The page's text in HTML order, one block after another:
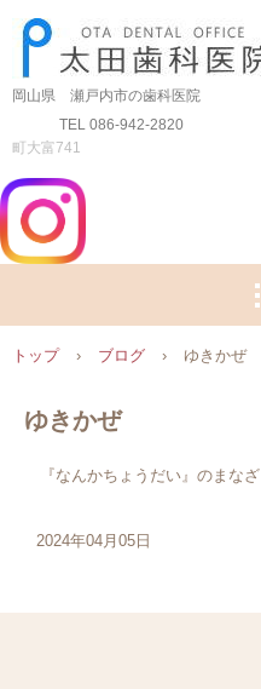
岡山県 瀬戸内市の歯科医院
TEL 086-942-2820
701-
町大富741
トップ › ブログ › ゆきかぜ
ゆきかぜ
『なんかちょうだい』のまなざ
2024年04月05日